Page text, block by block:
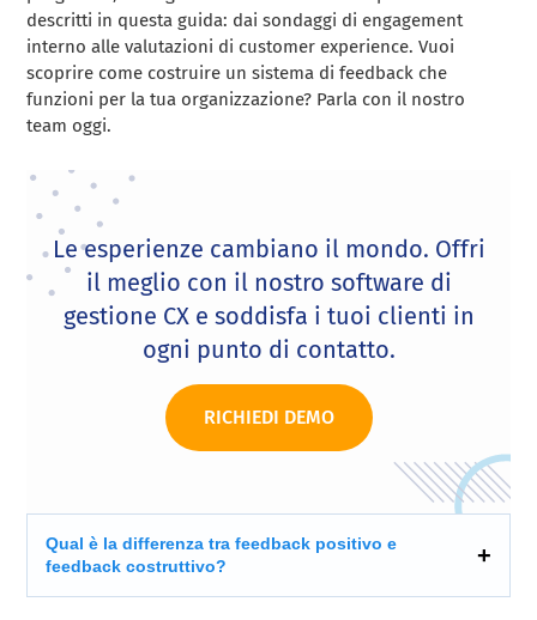
descritti in questa guida: dai sondaggi di engagement
interno alle valutazioni di customer experience. Vuoi
scoprire come costruire un sistema di feedback che
funzioni per la tua organizzazione? Parla con il nostro
team oggi.
Le esperienze cambiano il mondo. Offri
il meglio con il nostro software di
gestione CX e soddisfa i tuoi clienti in
ogni punto di contatto.
RICHIEDI DEMO
Qual è la differenza tra feedback positivo e
feedback costruttivo?